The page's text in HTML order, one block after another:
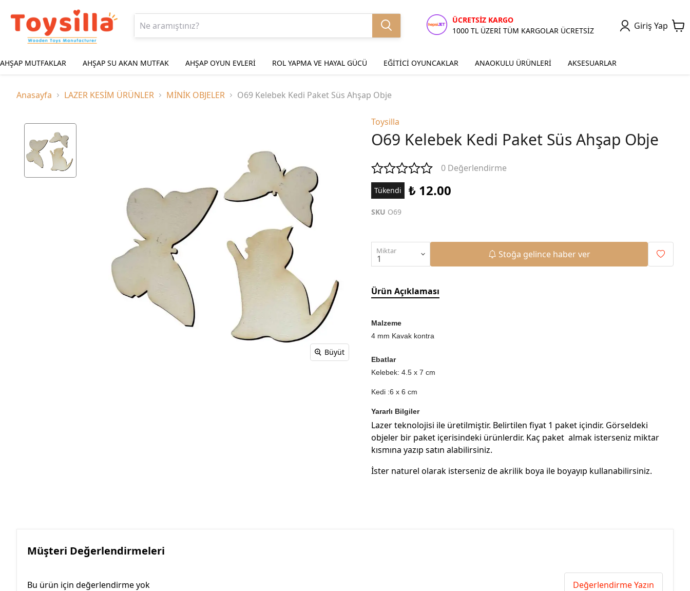
ÜCRETSİZ KARGO
1000 TL ÜZERİ TÜM KARGOLAR ÜCRETSİZ
Giriş Yap
AHŞAP MUTFAKLAR AHŞAP SU AKAN MUTFAK AHŞAP OYUN EVLERİ ROL YAPMA VE HAYAL GÜCÜ EĞİTİCİ OYUNCAKLAR ANAOKULU ÜRÜNLERİ AKSESUARLAR
Anasayfa LAZER KESİM ÜRÜNLER MİNİK OBJELER O69 Kelebek Kedi Paket Süs Ahşap Obje
Büyüt
Toysilla
O69 Kelebek Kedi Paket Süs Ahşap Obje
0 Değerlendirme
Tükendi ₺ 12.00
SKU O69
Miktar Stoğa gelince haber ver
Ürün Açıklaması
Malzeme
4 mm Kavak kontra
Ebatlar
Kelebek: 4.5 x 7 cm
Kedi :6 x 6 cm
Yararlı Bilgiler
Lazer teknolojisi ile üretilmiştir. Belirtilen fiyat 1 paket içindir. Görseldeki
objeler bir paket içerisindeki ürünlerdir. Kaç paket almak isterseniz miktar
kısmına yazıp satın alabilirsiniz.
İster naturel olarak isterseniz de akrilik boya ile boyayıp kullanabilirsiniz.
Müşteri Değerlendirmeleri
Bu ürün için değerlendirme yok Değerlendirme Yazın